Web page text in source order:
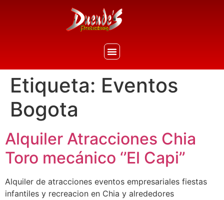
Etiqueta: Eventos
Bogota
Alquiler Atracciones Chia
Toro mecánico ‘’El Capi’’
Alquiler de atracciones eventos empresariales fiestas
infantiles y recreacion en Chia y alrededores